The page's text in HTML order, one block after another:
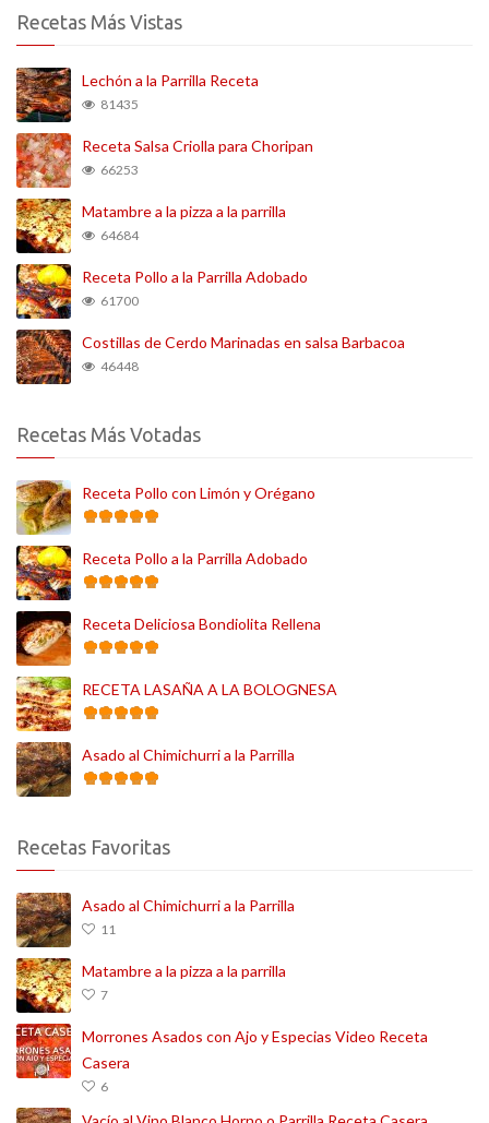
Recetas Más Vistas
Lechón a la Parrilla Receta
81435
Receta Salsa Criolla para Choripan
66253
Matambre a la pizza a la parrilla
64684
Receta Pollo a la Parrilla Adobado
61700
Costillas de Cerdo Marinadas en salsa Barbacoa
46448
Recetas Más Votadas
Receta Pollo con Limón y Orégano
Receta Pollo a la Parrilla Adobado
Receta Deliciosa Bondiolita Rellena
RECETA LASAÑA A LA BOLOGNESA
Asado al Chimichurri a la Parrilla
Recetas Favoritas
Asado al Chimichurri a la Parrilla
11
Matambre a la pizza a la parrilla
7
Morrones Asados con Ajo y Especias Video Receta
Casera
6